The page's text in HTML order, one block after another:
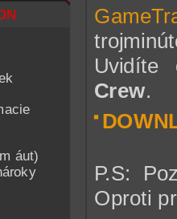
áut)
Uvidíte
Crew.
P.S:
Oproti